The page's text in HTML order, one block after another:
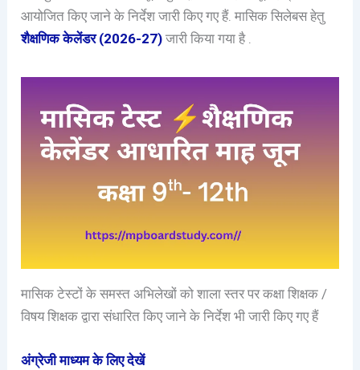
आयोजित किए जाने के निर्देश जारी किए गए हैं. मासिक सिलेबस हेतु
शैक्षणिक केलेंडर (2026-27)जारी किया गया है .
मासिक टेस्टों के समस्त अभिलेखों को शाला स्तर पर कक्षा शिक्षक /
विषय शिक्षक द्वारा संधारित किए जाने के निर्देश भी जारी किए गए हैं
अंग्रेजी माध्यम के लिए देखें